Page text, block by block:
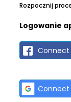
Rozpocznij
Logowanie
Connect
Connect